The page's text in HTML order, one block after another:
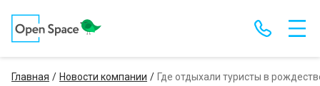
Главная Новости компании Где отдыхали туристы в